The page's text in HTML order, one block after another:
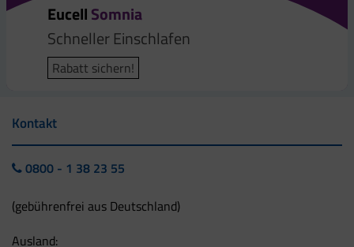
EucellSomnia
Schneller Einschlafen
Rabatt sichern!
Kontakt
0800 - 1 38 23 55
(gebührenfrei aus Deutschland)
Ausland: